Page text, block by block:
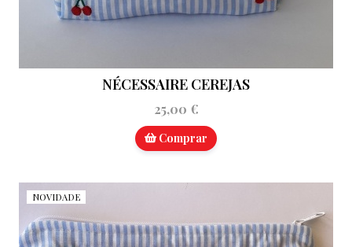
NÉCESSAIRE CEREJAS
25,00 €
Comprar
NOVIDADE